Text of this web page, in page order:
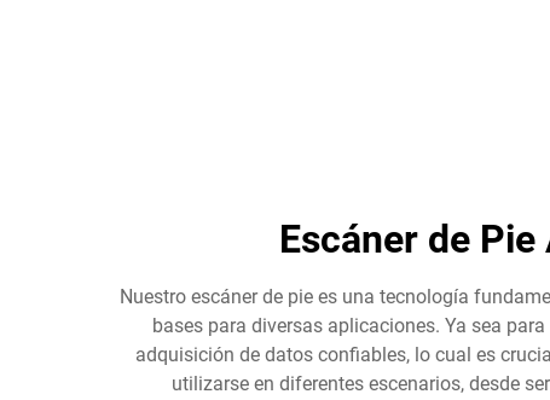
Escáner de
Nuestro escáner de pie es una tecnología
bases para diversas aplicaciones. Ya sea
adquisición de datos confiables, lo cual es
utilizarse en diferentes escenarios, desde